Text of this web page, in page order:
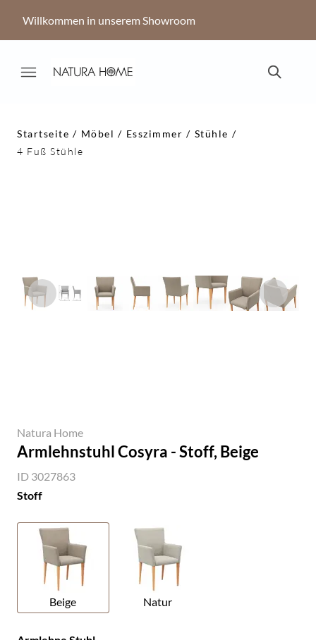
Willkommen in unserem Showroom
Startseite Möbel Esszimmer
Stühle
4 Fuß Stühle
Natura Home
Armlehnstuhl Cosyra - Stoff, Beige
ID 3027863
Stoff
Beige Natur